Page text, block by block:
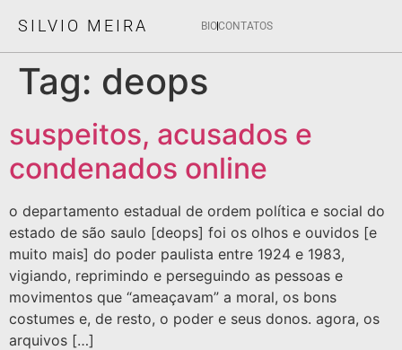
SILVIO MEIRA BIOCONTATOS
Tag: deops
suspeitos, acusados e
condenados online
o departamento estadual de ordem política e social do
estado de são saulo [deops] foi os olhos e ouvidos [e
muito mais] do poder paulista entre 1924 e 1983,
vigiando, reprimindo e perseguindo as pessoas e
movimentos que “ameaçavam” a moral, os bons
costumes e, de resto, o poder e seus donos. agora, os
arquivos […]